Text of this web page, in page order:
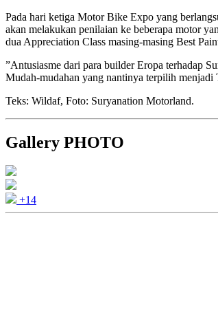
Pada hari ketiga Motor Bike Expo yang
akan melakukan penilaian ke beberapa motor
dua Appreciation Class masing-masing Best
”Antusiasme dari para builder Eropa terhadap
Mudah-mudahan yang nantinya terpilih menjadi
Teks: Wildaf, Foto: Suryanation Motorland.
Gallery PHOTO
+14